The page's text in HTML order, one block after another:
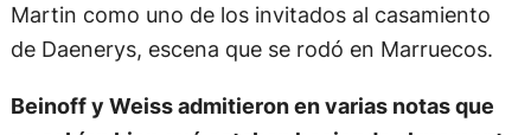
Martin como uno de los invitados al casamiento
de Daenerys, escena que se rodó en Marruecos.
Beinoff y Weiss admitieron en varias notas que